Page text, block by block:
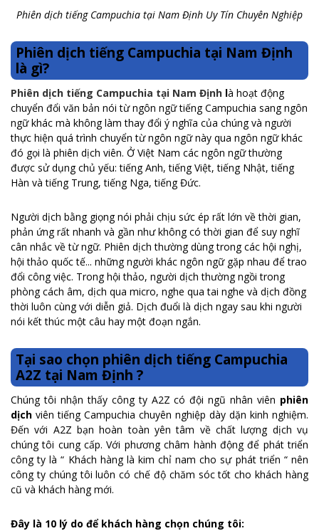
Phiên dịch tiếng Campuchia tại Nam Định Uy Tín Chuyên Nghiệp
Phiên dịch tiếng Campuchia tại Nam Định
là gì?
Phiên dịch tiếng Campuchia tại Nam Định là hoạt động
chuyển đổi văn bản nói từ ngôn ngữ tiếng Campuchia sang ngôn
ngữ khác mà không làm thay đổi ý nghĩa của chúng và người
thực hiện quá trình chuyển từ ngôn ngữ này qua ngôn ngữ khác
đó gọi là phiên dịch viên. Ở Việt Nam các ngôn ngữ thường
được sử dụng chủ yếu: tiếng Anh, tiếng Việt, tiếng Nhật, tiếng
Hàn và tiếng Trung, tiếng Nga, tiếng Đức.
Người dịch bằng giọng nói phải chịu sức ép rất lớn về thời gian,
phản ứng rất nhanh và gần như không có thời gian để suy nghĩ
cân nhắc về từ ngữ. Phiên dịch thường dùng trong các hội nghị,
hội thảo quốc tế... những người khác ngôn ngữ gặp nhau để trao
đổi công việc. Trong hội thảo, người dịch thường ngồi trong
phòng cách âm, dịch qua micro, nghe qua tai nghe và dịch đồng
thời luôn cùng với diễn giả. Dịch đuổi là dịch ngay sau khi người
nói kết thúc một câu hay một đoạn ngắn.
Tại sao chọn phiên dịch tiếng Campuchia
A2Z tại Nam Định ?
Chúng tôi nhận thấy công ty A2Z có đội ngũ nhân viên phiên
dịch viên tiếng Campuchia chuyên nghiệp dày dặn kinh nghiệm.
Đến với A2Z bạn hoàn toàn yên tâm về chất lượng dịch vụ
chúng tôi cung cấp. Với phương châm hành động để phát triển
công ty là “ Khách hàng là kim chỉ nam cho sự phát triển “ nên
công ty chúng tôi luôn có chế độ chăm sóc tốt cho khách hàng
cũ và khách hàng mới.
Đây là 10 lý do để khách hàng chọn chúng tôi: